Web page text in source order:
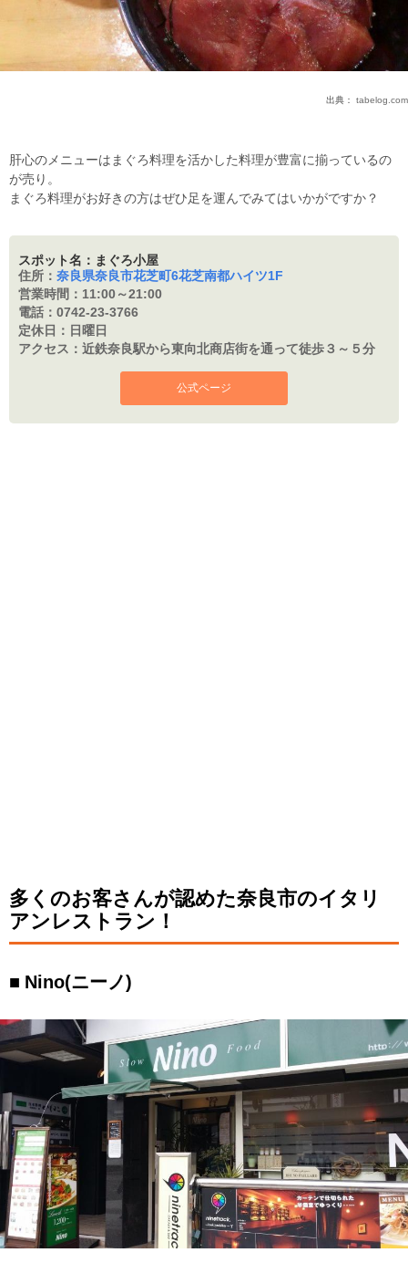
出典： tabelog.com
肝心のメニューはまぐろ料理を活かした料理が豊富に揃っているの
が売り。
まぐろ料理がお好きの方はぜひ足を運んでみてはいかがですか？
スポット名：まぐろ小屋
住所： 奈良県奈良市花芝町6花芝南都ハイツ1F
営業時間： 11:00～21:00
電話： 0742-23-3766
定休日： 日曜日
アクセス： 近鉄奈良駅から東向北商店街を通って徒歩３～５分
公式ページ
多くのお客さんが認めた奈良市のイタリ
アンレストラン！
Nino(ニーノ)